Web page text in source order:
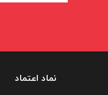
نماد اعتماد